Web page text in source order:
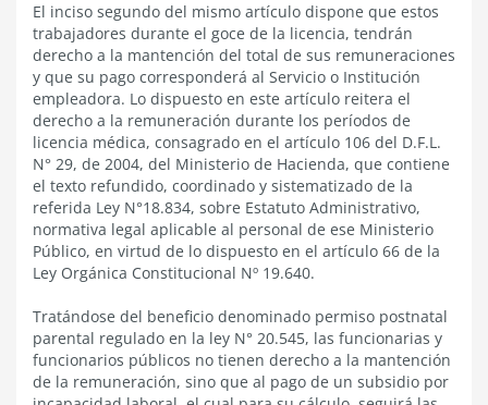
El inciso segundo del mismo artículo dispone que estos
trabajadores durante el goce de la licencia, tendrán
derecho a la mantención del total de sus remuneraciones
y que su pago corresponderá al Servicio o Institución
empleadora. Lo dispuesto en este artículo reitera el
derecho a la remuneración durante los períodos de
licencia médica, consagrado en el artículo 106 del D.F.L.
N° 29, de 2004, del Ministerio de Hacienda, que contiene
el texto refundido, coordinado y sistematizado de la
referida Ley N°18.834, sobre Estatuto Administrativo,
normativa legal aplicable al personal de ese Ministerio
Público, en virtud de lo dispuesto en el artículo 66 de la
Ley Orgánica Constitucional Nº 19.640.
Tratándose del beneficio denominado permiso postnatal
parental regulado en la ley N° 20.545, las funcionarias y
funcionarios públicos no tienen derecho a la mantención
de la remuneración, sino que al pago de un subsidio por